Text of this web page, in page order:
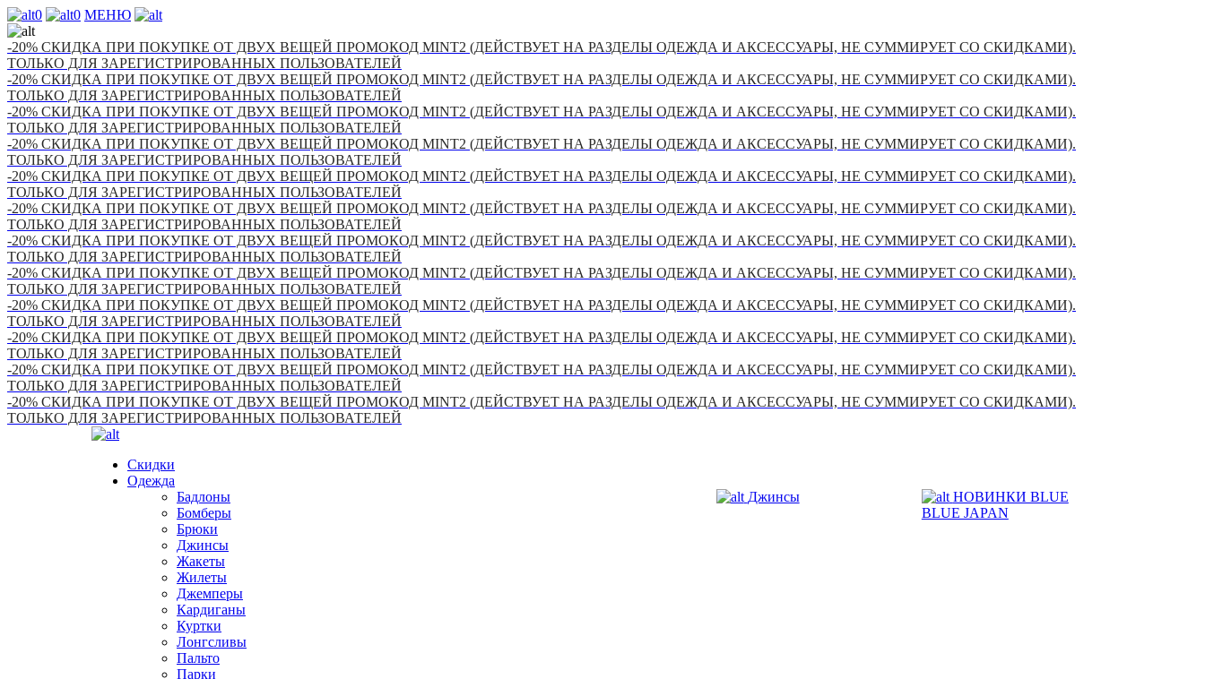
0 0 МЕНЮ
-20% СКИДКА ПРИ ПОКУПКЕ ОТ ДВУХ ВЕЩЕЙ ПРОМОКОД MINT2 (ДЕЙСТВУЕТ НА РАЗДЕЛЫ ОДЕЖДА И АКСЕССУАРЫ, НЕ СУММИРУЕТ СО СКИДКАМИ).
ТОЛЬКО ДЛЯ ЗАРЕГИСТРИРОВАННЫХ ПОЛЬЗОВАТЕЛЕЙ
-20% СКИДКА ПРИ ПОКУПКЕ ОТ ДВУХ ВЕЩЕЙ ПРОМОКОД MINT2 (ДЕЙСТВУЕТ НА РАЗДЕЛЫ ОДЕЖДА И АКСЕССУАРЫ, НЕ СУММИРУЕТ СО СКИДКАМИ).
ТОЛЬКО ДЛЯ ЗАРЕГИСТРИРОВАННЫХ ПОЛЬЗОВАТЕЛЕЙ
-20% СКИДКА ПРИ ПОКУПКЕ ОТ ДВУХ ВЕЩЕЙ ПРОМОКОД MINT2 (ДЕЙСТВУЕТ НА РАЗДЕЛЫ ОДЕЖДА И АКСЕССУАРЫ, НЕ СУММИРУЕТ СО СКИДКАМИ).
ТОЛЬКО ДЛЯ ЗАРЕГИСТРИРОВАННЫХ ПОЛЬЗОВАТЕЛЕЙ
-20% СКИДКА ПРИ ПОКУПКЕ ОТ ДВУХ ВЕЩЕЙ ПРОМОКОД MINT2 (ДЕЙСТВУЕТ НА РАЗДЕЛЫ ОДЕЖДА И АКСЕССУАРЫ, НЕ СУММИРУЕТ СО СКИДКАМИ).
ТОЛЬКО ДЛЯ ЗАРЕГИСТРИРОВАННЫХ ПОЛЬЗОВАТЕЛЕЙ
-20% СКИДКА ПРИ ПОКУПКЕ ОТ ДВУХ ВЕЩЕЙ ПРОМОКОД MINT2 (ДЕЙСТВУЕТ НА РАЗДЕЛЫ ОДЕЖДА И АКСЕССУАРЫ, НЕ СУММИРУЕТ СО СКИДКАМИ).
ТОЛЬКО ДЛЯ ЗАРЕГИСТРИРОВАННЫХ ПОЛЬЗОВАТЕЛЕЙ
-20% СКИДКА ПРИ ПОКУПКЕ ОТ ДВУХ ВЕЩЕЙ ПРОМОКОД MINT2 (ДЕЙСТВУЕТ НА РАЗДЕЛЫ ОДЕЖДА И АКСЕССУАРЫ, НЕ СУММИРУЕТ СО СКИДКАМИ).
ТОЛЬКО ДЛЯ ЗАРЕГИСТРИРОВАННЫХ ПОЛЬЗОВАТЕЛЕЙ
-20% СКИДКА ПРИ ПОКУПКЕ ОТ ДВУХ ВЕЩЕЙ ПРОМОКОД MINT2 (ДЕЙСТВУЕТ НА РАЗДЕЛЫ ОДЕЖДА И АКСЕССУАРЫ, НЕ СУММИРУЕТ СО СКИДКАМИ).
ТОЛЬКО ДЛЯ ЗАРЕГИСТРИРОВАННЫХ ПОЛЬЗОВАТЕЛЕЙ
-20% СКИДКА ПРИ ПОКУПКЕ ОТ ДВУХ ВЕЩЕЙ ПРОМОКОД MINT2 (ДЕЙСТВУЕТ НА РАЗДЕЛЫ ОДЕЖДА И АКСЕССУАРЫ, НЕ СУММИРУЕТ СО СКИДКАМИ).
ТОЛЬКО ДЛЯ ЗАРЕГИСТРИРОВАННЫХ ПОЛЬЗОВАТЕЛЕЙ
-20% СКИДКА ПРИ ПОКУПКЕ ОТ ДВУХ ВЕЩЕЙ ПРОМОКОД MINT2 (ДЕЙСТВУЕТ НА РАЗДЕЛЫ ОДЕЖДА И АКСЕССУАРЫ, НЕ СУММИРУЕТ СО СКИДКАМИ).
ТОЛЬКО ДЛЯ ЗАРЕГИСТРИРОВАННЫХ ПОЛЬЗОВАТЕЛЕЙ
-20% СКИДКА ПРИ ПОКУПКЕ ОТ ДВУХ ВЕЩЕЙ ПРОМОКОД MINT2 (ДЕЙСТВУЕТ НА РАЗДЕЛЫ ОДЕЖДА И АКСЕССУАРЫ, НЕ СУММИРУЕТ СО СКИДКАМИ).
ТОЛЬКО ДЛЯ ЗАРЕГИСТРИРОВАННЫХ ПОЛЬЗОВАТЕЛЕЙ
-20% СКИДКА ПРИ ПОКУПКЕ ОТ ДВУХ ВЕЩЕЙ ПРОМОКОД MINT2 (ДЕЙСТВУЕТ НА РАЗДЕЛЫ ОДЕЖДА И АКСЕССУАРЫ, НЕ СУММИРУЕТ СО СКИДКАМИ).
ТОЛЬКО ДЛЯ ЗАРЕГИСТРИРОВАННЫХ ПОЛЬЗОВАТЕЛЕЙ
-20% СКИДКА ПРИ ПОКУПКЕ ОТ ДВУХ ВЕЩЕЙ ПРОМОКОД MINT2 (ДЕЙСТВУЕТ НА РАЗДЕЛЫ ОДЕЖДА И АКСЕССУАРЫ, НЕ СУММИРУЕТ СО СКИДКАМИ).
ТОЛЬКО ДЛЯ ЗАРЕГИСТРИРОВАННЫХ ПОЛЬЗОВАТЕЛЕЙ
Скидки
Одежда
Бадлоны
Бомберы
Брюки
Джинсы
Жакеты
Жилеты
Джемперы
Кардиганы
Куртки
Лонгсливы
Пальто
Парки
Джинсы
НОВИНКИ BLUE
BLUE JAPAN